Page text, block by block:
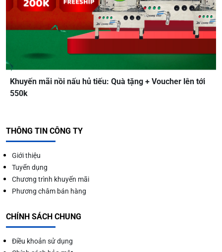
Khuyến mãi nồi nấu hủ tiếu: Quà tặng + Voucher lên tới
550k
THÔNG TIN CÔNG TY
Giới thiệu
Tuyển dụng
Chương trình khuyến mãi
Phương châm bán hàng
CHÍNH SÁCH CHUNG
Điều khoản sử dụng